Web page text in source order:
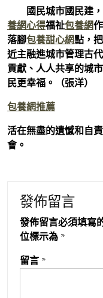
國民城市國民建
養網心得福祉包養網
落腳包養甜心網點，把
近主融進城市管理古
貢獻、人人共享的城
民更幸福。（張洋）
包養網推薦
活在無盡的遺憾和自
會。
發佈留言
發佈留言必須填寫
位標示為 *
留言 *